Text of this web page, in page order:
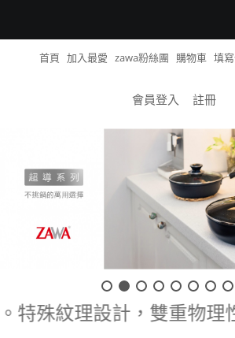
首頁 加入最愛 zawa粉絲團 購物車 填
會員登入 註冊
殊紋理設計，雙重物理